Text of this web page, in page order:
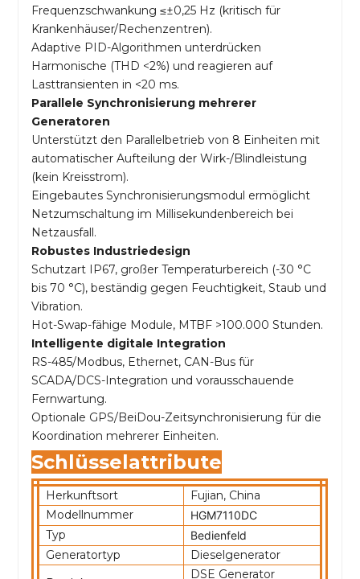
Frequenzschwankung ≤±0,25 Hz (kritisch für
Krankenhäuser/Rechenzentren).
Adaptive PID-Algorithmen unterdrücken
Harmonische (THD <2%) und reagieren auf
Lasttransienten in <20 ms.
Parallele Synchronisierung mehrerer
Generatoren
Unterstützt den Parallelbetrieb von 8 Einheiten mit
automatischer Aufteilung der Wirk-/Blindleistung
(kein Kreisstrom).
Eingebautes Synchronisierungsmodul ermöglicht
Netzumschaltung im Millisekundenbereich bei
Netzausfall.
Robustes Industriedesign
Schutzart IP67, großer Temperaturbereich (-30 °C
bis 70 °C), beständig gegen Feuchtigkeit, Staub und
Vibration.
Hot-Swap-fähige Module, MTBF >100.000 Stunden.
Intelligente digitale Integration
RS-485/Modbus, Ethernet, CAN-Bus für
SCADA/DCS-Integration und vorausschauende
Fernwartung.
Optionale GPS/BeiDou-Zeitsynchronisierung für die
Koordination mehrerer Einheiten.
Schlüsselattribute
Herkunftsort
Fujian, China
Modellnummer
HGM7110DC
Typ Bedienfeld
Generatortyp
Dieselgenerator
DSE Generator